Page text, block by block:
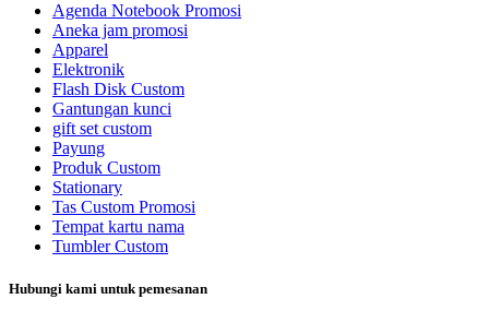
Agenda Notebook Promosi
Aneka jam promosi
Apparel
Elektronik
Flash Disk Custom
Gantungan kunci
gift set custom
Payung
Produk Custom
Stationary
Tas Custom Promosi
Tempat kartu nama
Tumbler Custom
Hubungi kami untuk pemesanan